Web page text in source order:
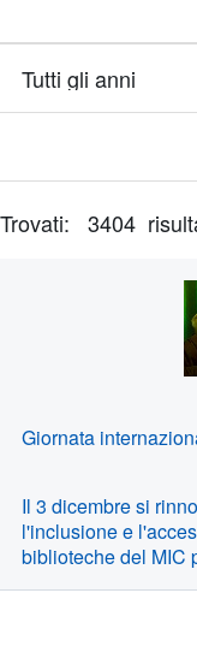
È
poter
form
Trovati: 3404
Giornata
Il 3 dicembre si
l'inclusione e
biblioteche del MIC